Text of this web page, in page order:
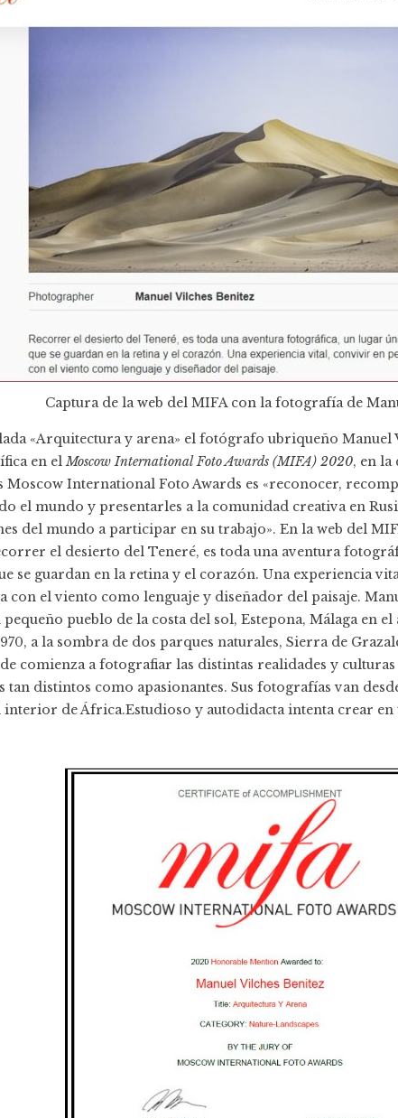
Captura de la web del MIFA con la fotografía de
«Arquitectura y arena» el fotógrafo ubriqueño Manuel
en elMoscow International Foto Awards (MIFA) 2020, en la
Moscow International Foto Awards es «reconocer,
el mundo y presentarles a la comunidad creativa en
del mundo a participar en su trabajo». En la web del
el desierto del Teneré, es toda una aventura
se guardan en la retina y el corazón. Una experiencia
con el viento como lenguaje y diseñador del paisaje.
pueblo de la costa del sol, Estepona, Málaga en el
a la sombra de dos parques naturales, Sierra de
comienza a fotografiar las distintas realidades y
distintos como apasionantes. Sus fotografías van
interior de África.Estudioso y autodidacta intenta crear en